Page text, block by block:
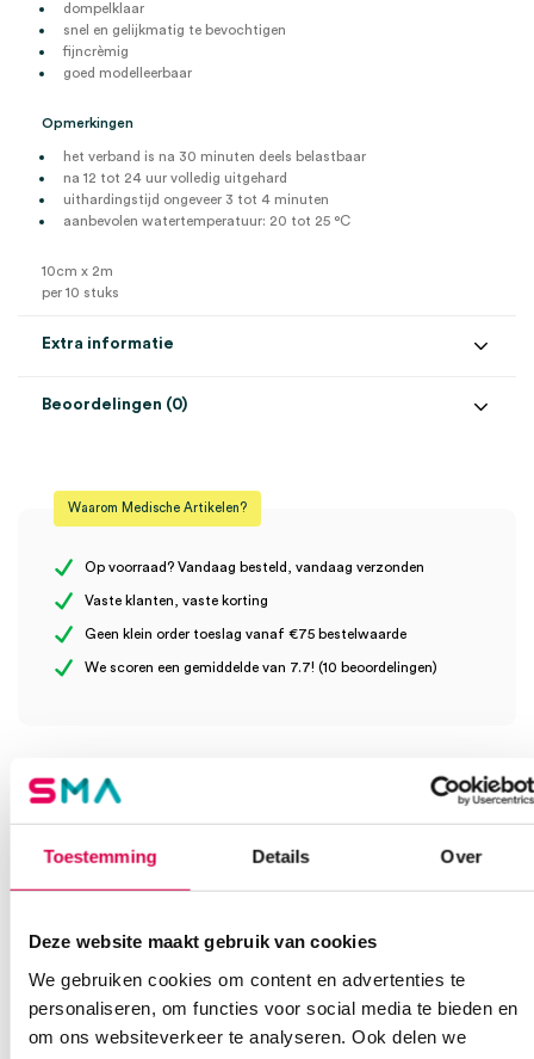
Toestemming Details Over
Deze website maakt gebruik van cookies
We gebruiken cookies om content en advertenties te
personaliseren, om functies voor social media te bieden en
om ons websiteverkeer te analyseren. Ook delen we
dompelklaar
snel en gelijkmatig te bevochtigen
fijncrèmig
goed modelleerbaar
Opmerkingen
het verband is na 30 minuten deels belastbaar
na 12 tot 24 uur volledig uitgehard
uithardingstijd ongeveer 3 tot 4 minuten
aanbevolen watertemperatuur: 20 tot 25 °C
10cm x 2m
per 10 stuks
Extra informatie
Verpakking individueel verpakt
Beoordelingen (0)
Er zijn nog geen beoordelingen.
beoordelen
Waarom Medische Artikelen?
Op voorraad? Vandaag besteld, vandaag verzonden
Vaste klanten, vaste korting
Geen klein order toeslag vanaf €75 bestelwaarde
We scoren een gemiddelde van 7.7! (10 beoordelingen)
Klantenservice
Anca helpt je!
Of contacteer ons via een van de onderstaande opties.
Onze klantenservice is bereikbaar van maandag t/m vrijdag van